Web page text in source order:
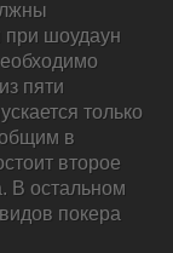
при шоудаун
пяти
только
в
второе
В остальном
покера